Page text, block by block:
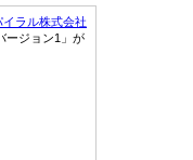
イラル株式会社
ージョン1」が